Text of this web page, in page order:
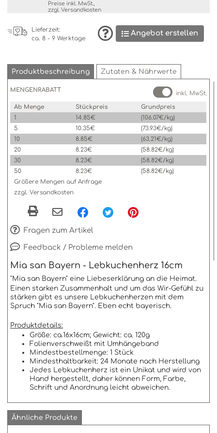
Preise inkl. MwSt.,
zzgl. Versandkosten
Lieferzeit:
ca. 8 - 9 Werktage
Angebot erstellen
Produktbeschreibung Zutaten & Nährwerte
MENGENRABATT
inkl. MwSt.
Ab Menge
Stückpreis
Grundpreis
1
14.85€
(106.07€/kg)
5
10.35€
(73.93€/kg)
10
8.85€
(63.21€/kg)
20
8.23€
(58.82€/kg)
30
8.23€
(58.82€/kg)
50
8.23€
(58.82€/kg)
Größere Mengen auf Anfrage
zzgl. Versandkosten
Fragen zum Artikel
Feedback / Probleme melden
Mia san Bayern - Lebkuchenherz 16cm
"Mia san Bayern" eine Liebeserklärung an die Heimat.
Einen starken Zusammenhalt und um das Wir-Gefühl zu
stärken gibt es unsere Lebkuchenherzen mit dem
Spruch "Mia san Bayern". Eben echt bayerisch.
Produktdetails:
Größe: ca.16x16cm; Gewicht: ca. 120g
Folienverschweißt mit Umhängeband
Mindestbestellmenge: 1 Stück
Mindesthaltbarkeit: 24 Monate nach Herstellung
Jedes Lebkuchenherz ist ein Unikat und wird von
Hand hergestellt, daher können Form, Farbe,
Schrift und Anordnung leicht abweichen.
Ähnliche Produkte